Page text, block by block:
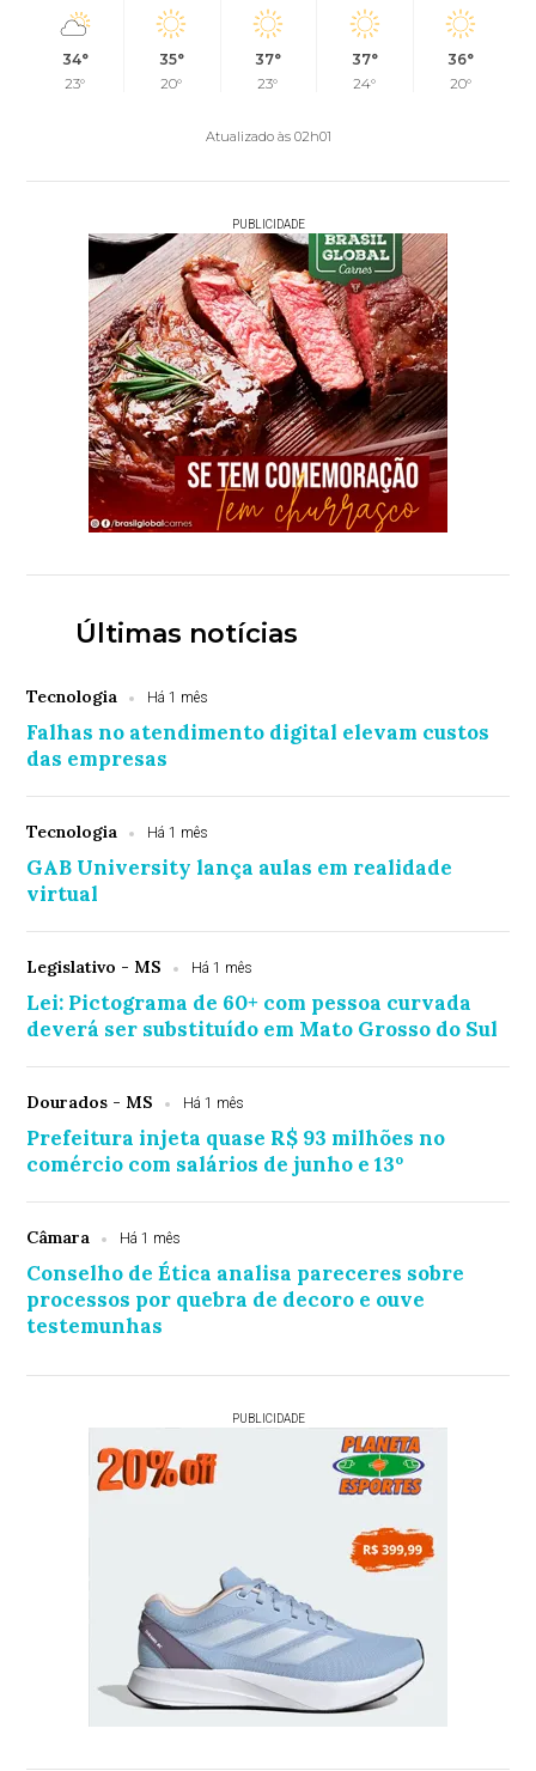
34°
23°
35°
20°
37°
23°
37°
24°
36°
20°
Atualizado às 02h01
PUBLICIDADE
Últimas notícias
Tecnologia Há 1 mês
Falhas no atendimento digital elevam custos
das empresas
Tecnologia Há 1 mês
GAB University lança aulas em realidade
virtual
Legislativo - MS Há 1 mês
Lei: Pictograma de 60+ com pessoa curvada
deverá ser substituído em Mato Grosso do Sul
Dourados - MS Há 1 mês
Prefeitura injeta quase R$ 93 milhões no
comércio com salários de junho e 13º
Câmara Há 1 mês
Conselho de Ética analisa pareceres sobre
processos por quebra de decoro e ouve
testemunhas
PUBLICIDADE